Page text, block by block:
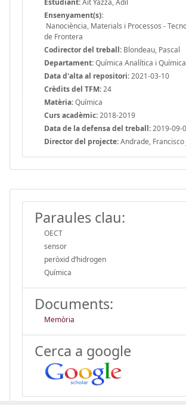
Estudiant:Ait Yazza, Adil
Ensenyament(s):
Nanociència, Materials i Processos -
de Frontera
Codirector del treball: Blondeau, Pascal
Departament:Química Analítica i
Data d'alta al repositori:2021-03-10
Crèdits del TFM:24
Matèria:Química
Curs acadèmic:2018-2019
Data de la defensa del treball:2019-09-
Director del projecte:Andrade, Francisco
Paraules clau:
OECT
sensor
peròxid d’hidrogen
Química
Documents:
Memòria
Cerca a google